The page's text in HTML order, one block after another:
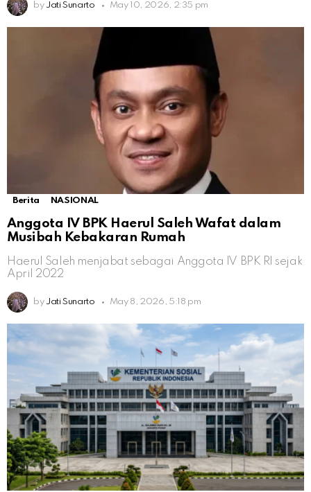
by Jati Sunarto May 10, 2026, 2:35 pm
Berita NASIONAL
Anggota IV BPK Haerul Saleh Wafat dalam
Musibah Kebakaran Rumah
Haerul Saleh menjabat sebagai Anggota IV BPK RI sejak
April 2022
by Jati Sunarto May 8, 2026, 5:18 pm